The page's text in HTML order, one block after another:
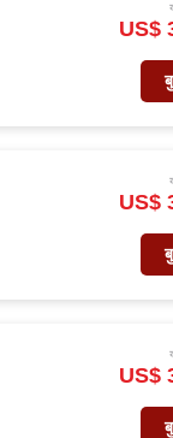
US$
US$
US$